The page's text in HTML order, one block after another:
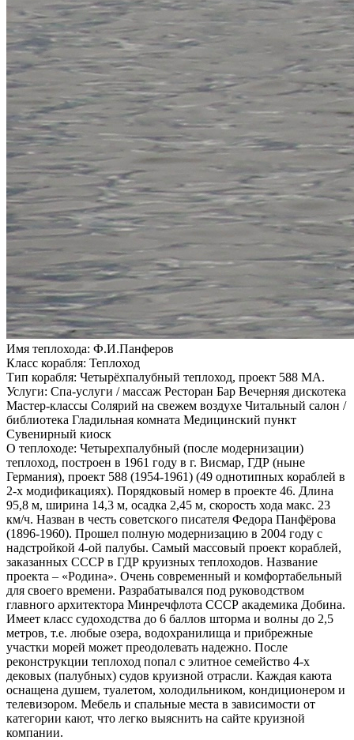
Имя теплохода: Ф.И.Панферов
Класс корабля: Теплоход
Тип корабля: Четырёхпалубный теплоход, проект 588 МА.
Услуги: Спа-услуги / массаж Ресторан Бар Вечерняя дискотека
Мастер-классы Солярий на свежем воздухе Читальный салон /
библиотека Гладильная комната Медицинский пункт
Сувенирный киоск
О теплоходе: Четырехпалубный (после модернизации)
теплоход, построен в 1961 году в г. Висмар, ГДР (ныне
Германия), проект 588 (1954-1961) (49 однотипных кораблей в
2-х модификациях). Порядковый номер в проекте 46. Длина
95,8 м, ширина 14,3 м, осадка 2,45 м, скорость хода макс. 23
км/ч. Назван в честь советского писателя Федора Панфёрова
(1896-1960). Прошел полную модернизацию в 2004 году с
надстройкой 4-ой палубы. Самый массовый проект кораблей,
заказанных СССР в ГДР круизных теплоходов. Название
проекта – «Родина». Очень современный и комфортабельный
для своего времени. Разрабатывался под руководством
главного архитектора Минречфлота СССР академика Добина.
Имеет класс судоходства до 6 баллов шторма и волны до 2,5
метров, т.е. любые озера, водохранилища и прибрежные
участки морей может преодолевать надежно. После
реконструкции теплоход попал с элитное семейство 4-х
дековых (палубных) судов круизной отрасли. Каждая каюта
оснащена душем, туалетом, холодильником, кондиционером и
телевизором. Мебель и спальные места в зависимости от
категории кают, что легко выяснить на сайте круизной
компании.